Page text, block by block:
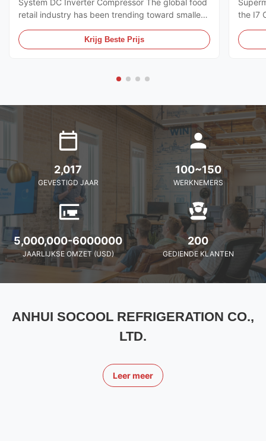
retail industry has been trending toward smaller
footprint store retailers usually face the issue of
flexible trade area layout, space-saving, and
Krijg Beste Prijs
the I7
I7
2,017
GEVESTIGD JAAR
100~150
WERKNEMERS
5,000,000-6000000
JAARLIJKSE OMZET (USD)
200
GEDIENDE KLANTEN
ANHUI SOCOOL REFRIGERATION CO.,
LTD.
Leer meer